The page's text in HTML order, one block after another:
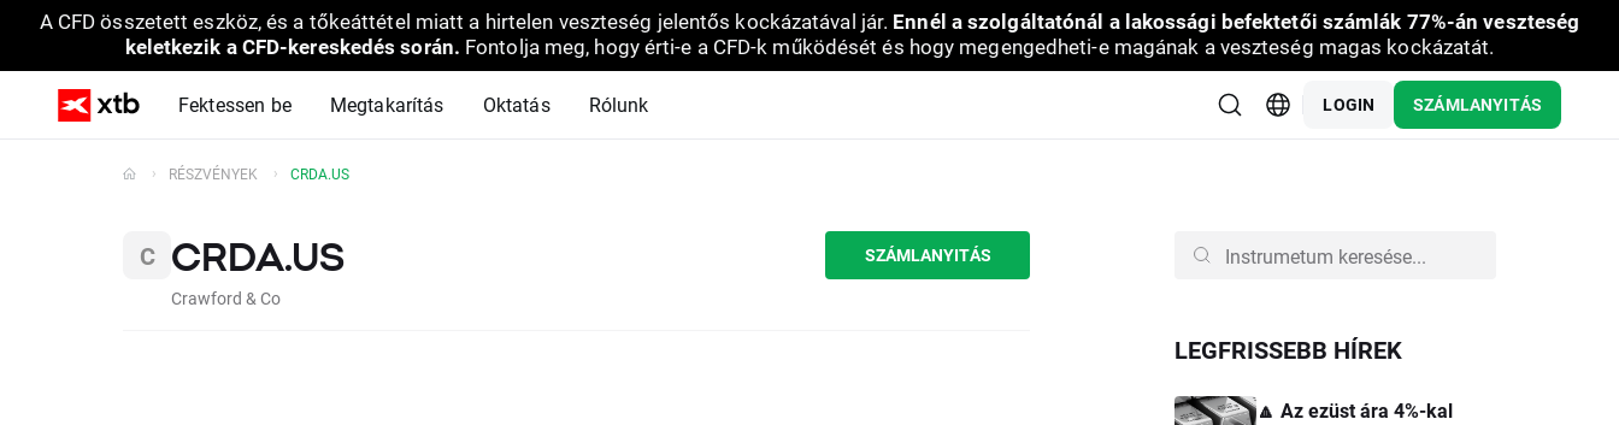
A CFD összetett eszköz, és a tőkeáttétel miatt a hirtelen veszteség jelentős kockázatával jár. Ennél a szolgáltatónál a lakossági befektetői számlák 77%-án veszteség
keletkezik a CFD-kereskedés során. Fontolja meg, hogy érti-e a CFD-k működését és hogy megengedheti-e magának a veszteség magas kockázatát.
Fektessen be Megtakarítás Oktatás Rólunk LOGIN SZÁMLANYITÁS
RÉSZVÉNYEK CRDA.US
CRDA.US
Crawford & Co
SZÁMLANYITÁS
LEGFRISSEBB HÍREK
🔼 Az ezüst ára 4%-kal